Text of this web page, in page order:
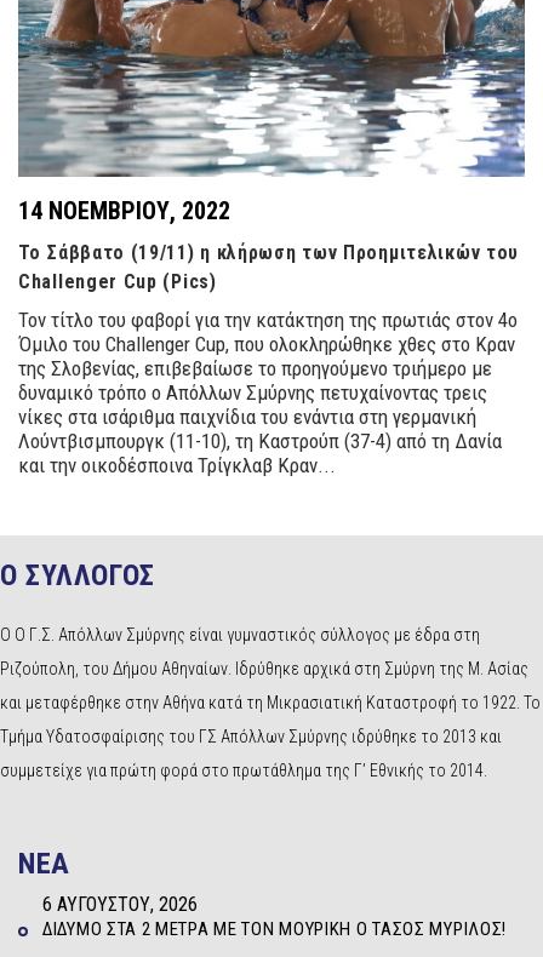
14 ΝΟΕΜΒΡΊΟΥ, 2022
Το Σάββατο (19/11) η κλήρωση των Προημιτελικών του
Challenger Cup (Pics)
Τον τίτλο του φαβορί για την κατάκτηση της πρωτιάς στον 4ο
Όμιλο του Challenger Cup, που ολοκληρώθηκε χθες στο Κραν
της Σλοβενίας, επιβεβαίωσε το προηγούμενο τριήμερο με
δυναμικό τρόπο ο Απόλλων Σμύρνης πετυχαίνοντας τρεις
νίκες στα ισάριθμα παιχνίδια του ενάντια στη γερμανική
Λούντβισμπουργκ (11-10), τη Καστρούπ (37-4) από τη Δανία
και την οικοδέσποινα Τρίγκλαβ Κραν...
Ο ΣΥΛΛΟΓΟΣ
Ο Ο Γ.Σ. Απόλλων Σμύρνης είναι γυμναστικός σύλλογος με έδρα στη
Ριζούπολη, του Δήμου Αθηναίων. Ιδρύθηκε αρχικά στη Σμύρνη της Μ. Ασίας
και μεταφέρθηκε στην Αθήνα κατά τη Μικρασιατική Καταστροφή το 1922. Το
Τμήμα Υδατοσφαίρισης του ΓΣ Απόλλων Σμύρνης ιδρύθηκε το 2013 και
συμμετείχε για πρώτη φορά στο πρωτάθλημα της Γ’ Εθνικής το 2014.
NEA
ΔΊΔΥΜΟ ΣΤΑ 2 ΜΈΤΡΑ ΜΕ ΤΟΝ ΜΟΥΡΊΚΗ Ο ΤΆΣΟΣ ΜΥΡΊΛΟΣ!
6 ΑΥΓΟΎΣΤΟΥ, 2026